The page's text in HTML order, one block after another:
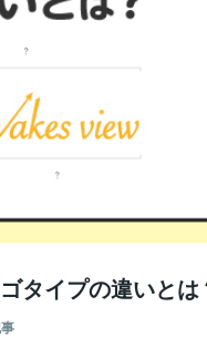
タイプの違いと